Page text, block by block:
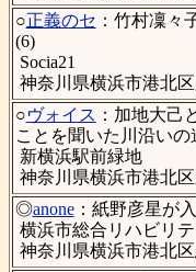
○正義のセ ：竹村凜々
(6)
Socia21
神奈川県横浜市港北
○ヴォイス ：加地大己
ことを聞いた川沿いの
新横浜駅前緑地
神奈川県横浜市港北
◎anone：紙野彦星が
横浜市総合リハビリ
神奈川県横浜市港北